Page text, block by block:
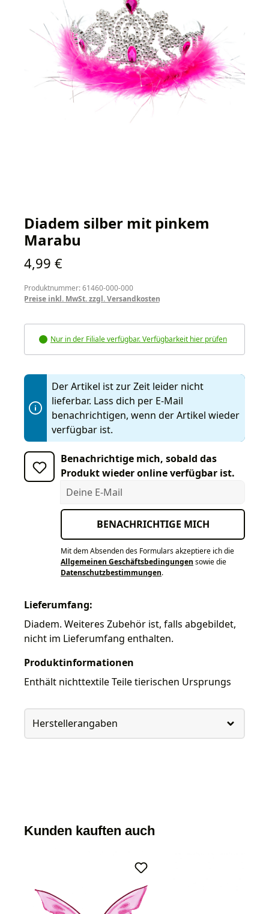
Diadem silber mit pinkem
Marabu
Regulärer Preis:
4,99 €
Produktnummer: 61460-000-000
Preise inkl. MwSt. zzgl. Versandkosten
Nur in der Filiale verfügbar. Verfügbarkeit hier prüfen
Der Artikel ist zur Zeit leider nicht
lieferbar. Lass dich per E-Mail
benachrichtigen, wenn der Artikel wieder
verfügbar ist.
Benachrichtige mich, sobald das
Produkt wieder online verfügbar ist.
Deine E-Mail
BENACHRICHTIGE MICH
Mit dem Absenden des Formulars akzeptiere ich die
Allgemeinen Geschäftsbedingungen sowie die
Datenschutzbestimmungen.
Lieferumfang:
Diadem. Weiteres Zubehör ist, falls abgebildet,
nicht im Lieferumfang enthalten.
Produktinformationen
Enthält nichttextile Teile tierischen Ursprungs
Herstellerangaben
Kunden kauften auch